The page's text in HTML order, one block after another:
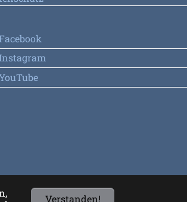
Verstanden!